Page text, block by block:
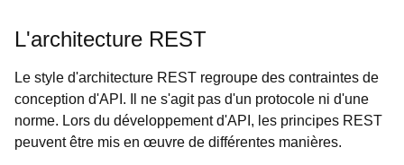
L'architecture REST
Le style d'architecture REST regroupe des contraintes de
conception d'API. Il ne s'agit pas d'un protocole ni d'une
norme. Lors du développement d'API, les principes REST
peuvent être mis en œuvre de différentes manières.